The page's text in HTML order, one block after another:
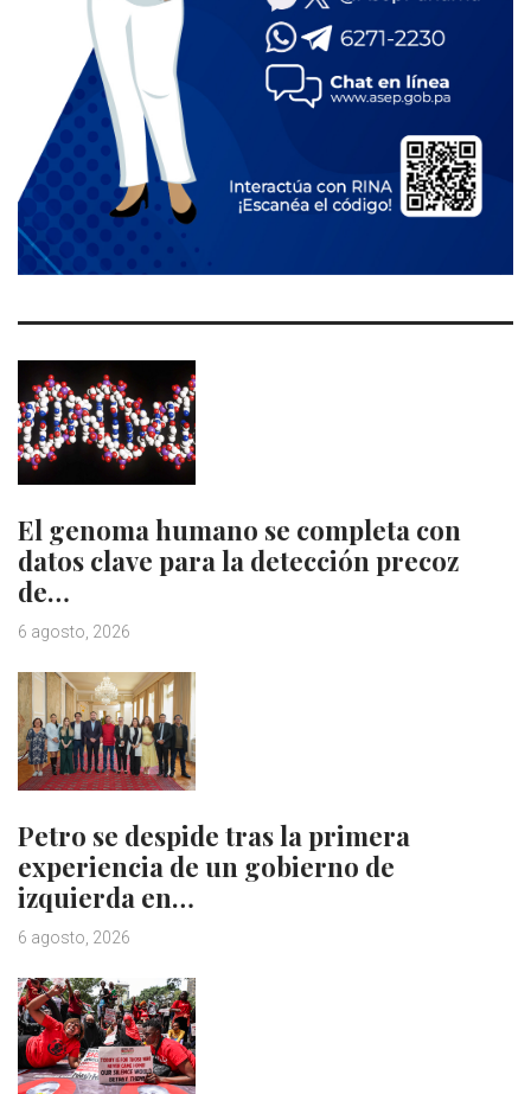
El genoma humano se completa con
datos clave para la detección precoz
de…
6 agosto, 2026
Petro se despide tras la primera
experiencia de un gobierno de
izquierda en…
6 agosto, 2026